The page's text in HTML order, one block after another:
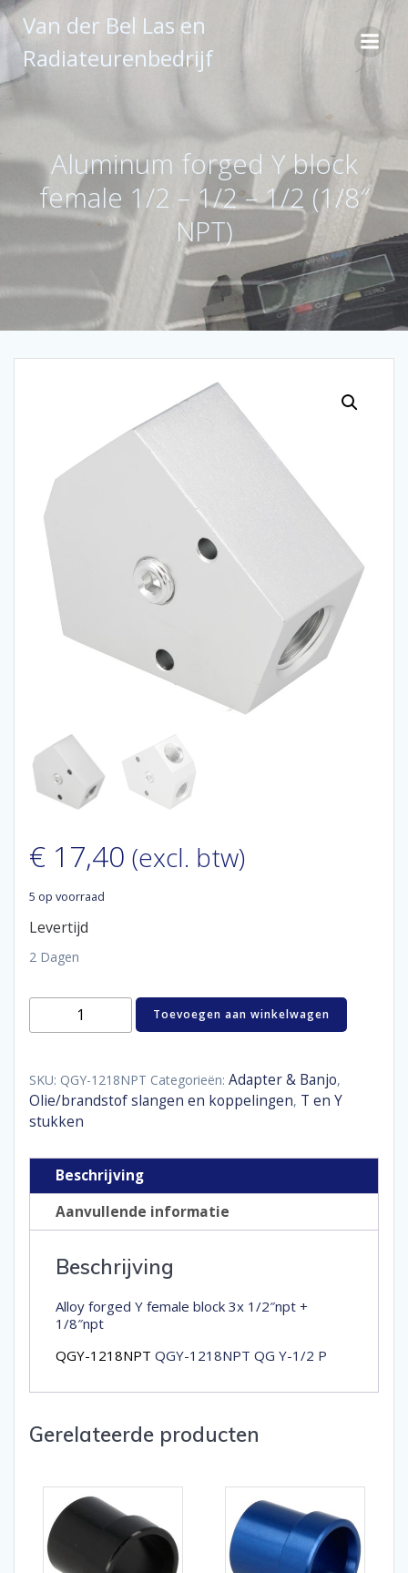
Ga
naar
inhoud
Van der Bel Las en
Radiateurenbedrijf
Aluminum forged Y block
female 1/2 – 1/2 – 1/2 (1/8″
NPT)
€ 17,40 (excl. btw)
5 op voorraad
Levertijd
2 Dagen
Aluminum
female
1/2
-
1/2
NPT)
Toevoegen aan winkelwagen
SKU: QGY-1218NPT Categorieën: Adapter & Banjo,
Olie/brandstof slangen en koppelingen, T en Y
stukken
Beschrijving
Aanvullende informatie
Beschrijving
Alloy forged Y female block 3x 1/2″npt +
1/8″npt
QGY-1218NPT QGY-1218NPT QG Y-1/2 P
Gerelateerde producten